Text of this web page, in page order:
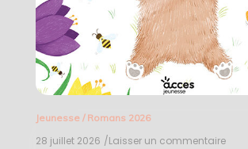
Jeunesse/ Romans 2026
28 juillet 2026 /Laisser un commentaireon